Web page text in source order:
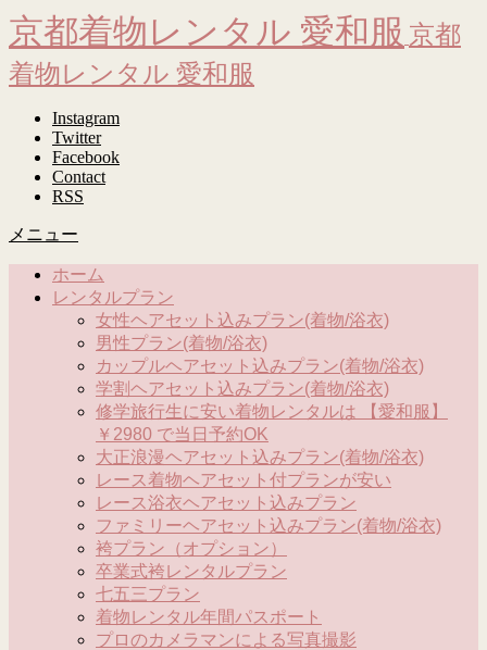
京都着物レンタル 愛和服 京都
着物レンタル 愛和服
Instagram
Twitter
Facebook
Contact
RSS
メニュー
ホーム
レンタルプラン
女性ヘアセット込みプラン(着物/浴衣)
男性プラン(着物/浴衣)
カップルヘアセット込みプラン(着物/浴衣)
学割ヘアセット込みプラン(着物/浴衣)
修学旅行生に安い着物レンタルは 【愛和服】
￥2980 で当日予約OK
大正浪漫ヘアセット込みプラン(着物/浴衣)
レース着物ヘアセット付プランが安い
レース浴衣ヘアセット込みプラン
ファミリーヘアセット込みプラン(着物/浴衣)
袴プラン（オプション）
卒業式袴レンタルプラン
七五三プラン
着物レンタル年間パスポート
プロのカメラマンによる写真撮影